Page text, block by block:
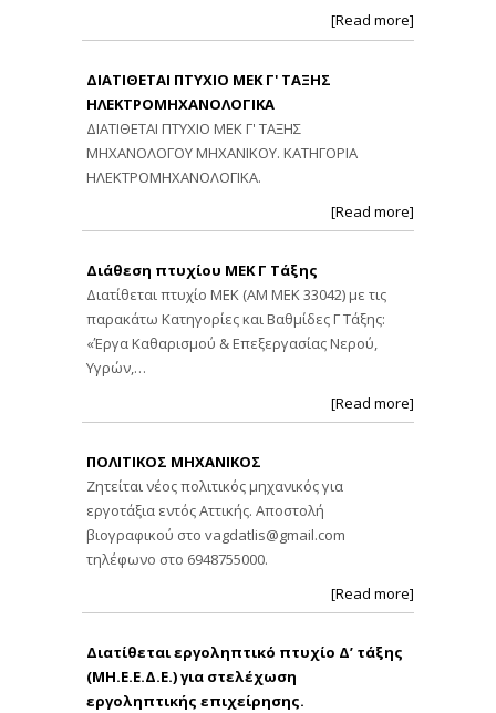
[Read more]
ΔΙΑΤΙΘΕΤΑΙ ΠΤΥΧΙΟ ΜΕΚ Γ' ΤΑΞΗΣ
ΗΛΕΚΤΡΟΜΗΧΑΝΟΛΟΓΙΚΑ
ΔΙΑΤΙΘΕΤΑΙ ΠΤΥΧΙΟ ΜΕΚ Γ' ΤΑΞΗΣ
ΜΗΧΑΝΟΛΟΓΟΥ ΜΗΧΑΝΙΚΟΥ. ΚΑΤΗΓΟΡΙΑ
ΗΛΕΚΤΡΟΜΗΧΑΝΟΛΟΓΙΚΑ.
[Read more]
Διάθεση πτυχίου ΜΕΚ Γ Τάξης
Διατίθεται πτυχίο ΜΕΚ (ΑΜ ΜΕΚ 33042) με τις
παρακάτω Κατηγορίες και Βαθμίδες Γ Τάξης:
«Έργα Καθαρισμού & Επεξεργασίας Νερού,
Υγρών,…
[Read more]
ΠΟΛΙΤΙΚΟΣ ΜΗΧΑΝΙΚΟΣ
Ζητείται νέος πολιτικός μηχανικός για
εργοτάξια εντός Αττικής. Αποστολή
βιογραφικού στο vagdatlis@gmail.com
τηλέφωνο στο 6948755000.
[Read more]
Διατίθεται εργοληπτικό πτυχίο Δ’ τάξης
(ΜΗ.Ε.Ε.Δ.Ε.) για στελέχωση
εργοληπτικής επιχείρησης.